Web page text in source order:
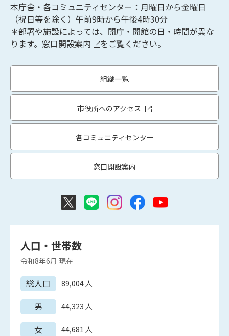
本庁舎・各コミュニティセンター：月曜日から金曜日
（祝日等を除く）午前9時から午後4時30分
＊部署や施設によっては、開庁・開館の日・時間が異な
ります。 窓口開設案内 をご覧ください。
組織一覧
市役所へのアクセス
各コミュニティセンター
窓口開設案内
人口・世帯数
令和8年6月 現在
総人口 89,004人
男 44,323 人
女 44,681 人